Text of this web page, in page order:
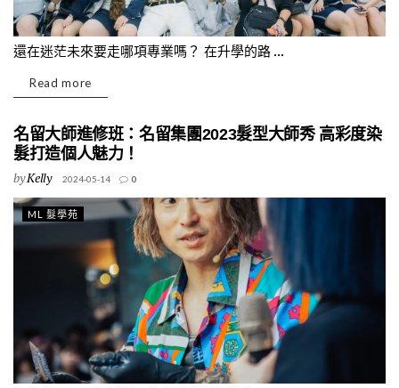
還在迷茫未來要走哪項專業嗎？ 在升學的路 ...
Read more
名留大師進修班：名留集團2023髮型大師秀 高彩度染
髮打造個人魅力！
byKelly 2024-05-14 0
ML 髮學苑